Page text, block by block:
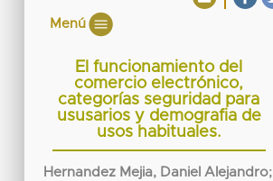
Menú
El funcionamiento del
comercio electrónico,
categorías seguridad para
ususarios y demografia de
usos habituales.
Hernandez Mejia, Daniel Alejandro;